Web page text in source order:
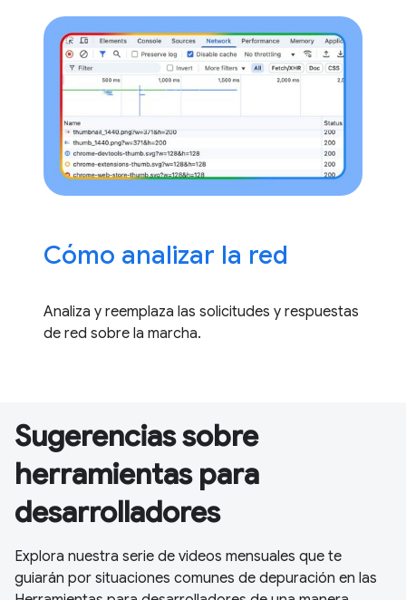
Cómo analizar la red
Analiza y reemplaza las solicitudes y respuestas
de red sobre la marcha.
Sugerencias sobre
herramientas para
desarrolladores
Explora nuestra serie de videos mensuales que te
guiarán por situaciones comunes de depuración en las